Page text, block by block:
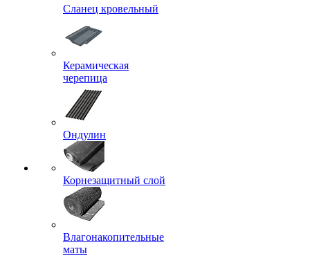
Сланец кровельный
Керамическая
черепица
Ондулин
Корнезащитный слой
Влагонакопительные
маты